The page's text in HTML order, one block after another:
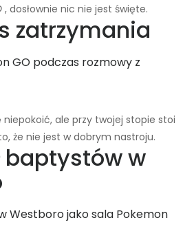
, dosłownie nic nie jest święte.
zatrzymania
ale przy twojej stopie stoi
że nie jest w dobrym nastroju.
baptystów w